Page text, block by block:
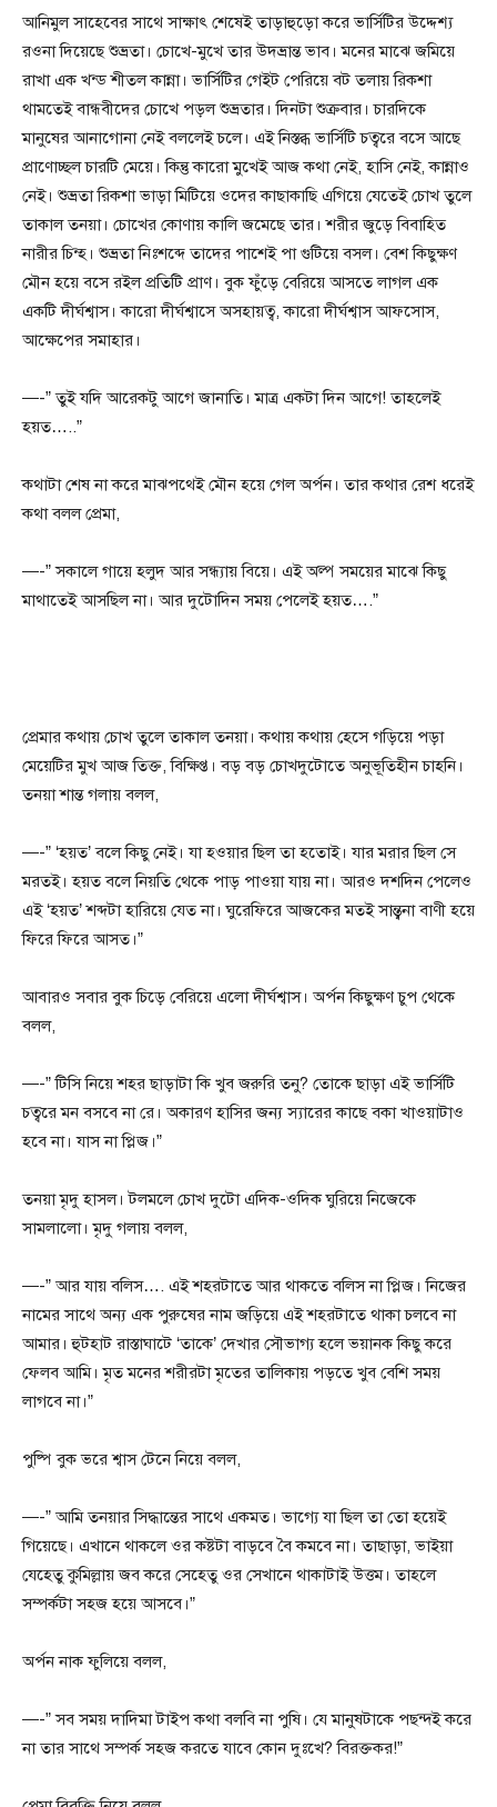
আনিমুল সাহেবের সাথে সাক্ষাৎ শেষেই তাড়াহুড়ো করে ভার্সিটির উদ্দেশ্য
রওনা দিয়েছে শুভ্রতা। চোখে-মুখে তার উদভ্রান্ত ভাব। মনের মাঝে জমিয়ে
রাখা এক খন্ড শীতল কান্না। ভার্সিটির গেইট পেরিয়ে বট তলায় রিকশা
থামতেই বান্ধবীদের চোখে পড়ল শুভ্রতার। দিনটা শুক্রবার। চারদিকে
মানুষের আনাগোনা নেই বললেই চলে। এই নিস্তব্ধ ভার্সিটি চত্বরে বসে আছে
প্রাণোচ্ছল চারটি মেয়ে। কিন্তু কারো মুখেই আজ কথা নেই, হাসি নেই, কান্নাও
নেই। শুভ্রতা রিকশা ভাড়া মিটিয়ে ওদের কাছাকাছি এগিয়ে যেতেই চোখ তুলে
তাকাল তনয়া। চোখের কোণায় কালি জমেছে তার। শরীর জুড়ে বিবাহিত
নারীর চিন্হ। শুভ্রতা নিঃশব্দে তাদের পাশেই পা গুটিয়ে বসল। বেশ কিছুক্ষণ
মৌন হয়ে বসে রইল প্রতিটি প্রাণ। বুক ফুঁড়ে বেরিয়ে আসতে লাগল এক
একটি দীর্ঘশ্বাস। কারো দীর্ঘশ্বাসে অসহায়ত্ব, কারো দীর্ঘশ্বাস আফসোস,
আক্ষেপের সমাহার।
—-” তুই যদি আরেকটু আগে জানাতি। মাত্র একটা দিন আগে! তাহলেই
হয়ত…..”
কথাটা শেষ না করে মাঝপথেই মৌন হয়ে গেল অর্পন। তার কথার রেশ ধরেই
কথা বলল প্রেমা,
—-” সকালে গায়ে হলুদ আর সন্ধ্যায় বিয়ে। এই অল্প সময়ের মাঝে কিছু
মাথাতেই আসছিল না। আর দুটোদিন সময় পেলেই হয়ত….”
প্রেমার কথায় চোখ তুলে তাকাল তনয়া। কথায় কথায় হেসে গড়িয়ে পড়া
মেয়েটির মুখ আজ তিক্ত, বিক্ষিপ্ত। বড় বড় চোখদুটোতে অনুভূতিহীন চাহনি।
তনয়া শান্ত গলায় বলল,
—-” ‘হয়ত’ বলে কিছু নেই। যা হওয়ার ছিল তা হতোই। যার মরার ছিল সে
মরতই। হয়ত বলে নিয়তি থেকে পাড় পাওয়া যায় না। আরও দশদিন পেলেও
এই ‘হয়ত’ শব্দটা হারিয়ে যেত না। ঘুরেফিরে আজকের মতই সান্ত্বনা বাণী হয়ে
ফিরে ফিরে আসত।”
আবারও সবার বুক চিড়ে বেরিয়ে এলো দীর্ঘশ্বাস। অর্পন কিছুক্ষণ চুপ থেকে
বলল,
—-” টিসি নিয়ে শহর ছাড়াটা কি খুব জরুরি তনু? তোকে ছাড়া এই ভার্সিটি
চত্বরে মন বসবে না রে। অকারণ হাসির জন্য স্যারের কাছে বকা খাওয়াটাও
হবে না। যাস না প্লিজ।”
তনয়া মৃদু হাসল। টলমলে চোখ দুটো এদিক-ওদিক ঘুরিয়ে নিজেকে
সামলালো। মৃদু গলায় বলল,
—-” আর যায় বলিস…. এই শহরটাতে আর থাকতে বলিস না প্লিজ। নিজের
নামের সাথে অন্য এক পুরুষের নাম জড়িয়ে এই শহরটাতে থাকা চলবে না
আমার। হুটহাট রাস্তাঘাটে ‘তাকে’ দেখার সৌভাগ্য হলে ভয়ানক কিছু করে
ফেলব আমি। মৃত মনের শরীরটা মৃতের তালিকায় পড়তে খুব বেশি সময়
লাগবে না।”
পুষ্পি বুক ভরে শ্বাস টেনে নিয়ে বলল,
—-” আমি তনয়ার সিদ্ধান্তের সাথে একমত। ভাগ্যে যা ছিল তা তো হয়েই
গিয়েছে। এখানে থাকলে ওর কষ্টটা বাড়বে বৈ কমবে না। তাছাড়া, ভাইয়া
যেহেতু কুমিল্লায় জব করে সেহেতু ওর সেখানে থাকাটাই উত্তম। তাহলে
সম্পর্কটা সহজ হয়ে আসবে।”
অর্পন নাক ফুলিয়ে বলল,
—-” সব সময় দাদিমা টাইপ কথা বলবি না পুষি। যে মানুষটাকে পছন্দই করে
না তার সাথে সম্পর্ক সহজ করতে যাবে কোন দুঃখে? বিরক্তকর!”